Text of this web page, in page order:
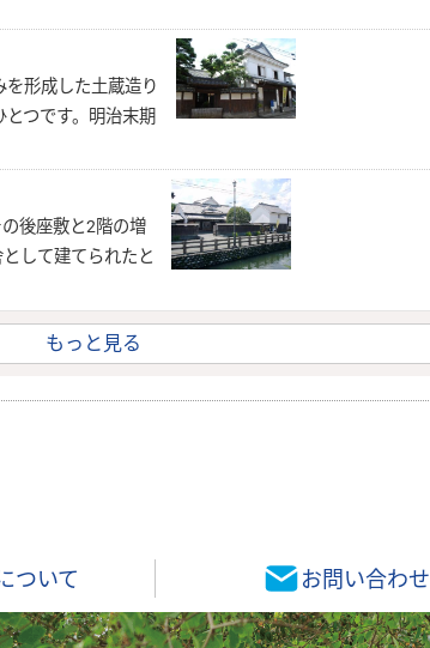
形成した土蔵造り
つです。明治末期
後座敷と2階の増
して建てられたと
もっと見る
ついて お問い合わせ